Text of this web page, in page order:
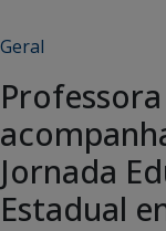
Geral
Jornada
Estadual